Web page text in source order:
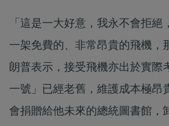
「這是一大好意，我永不會拒
一架免費的、非常昂貴的飛機，
朗普表示，接受飛機亦出於實際
一號」已經老舊，維護成本極昂
會捐贈給他未來的總統圖書館，